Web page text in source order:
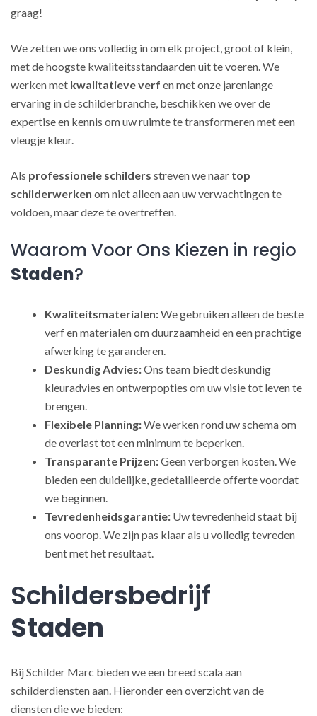
graag!
We zetten we ons volledig in om elk project, groot of klein,
met de hoogste kwaliteitsstandaarden uit te voeren. We
werken met kwalitatieve verf en met onze jarenlange
ervaring in de schilderbranche, beschikken we over de
expertise en kennis om uw ruimte te transformeren met een
vleugje kleur.
Als professionele schilders streven we naar top
schilderwerken om niet alleen aan uw verwachtingen te
voldoen, maar deze te overtreffen.
Waarom Voor Ons Kiezen in regio
Staden?
Kwaliteitsmaterialen:We gebruiken alleen de beste
verf en materialen om duurzaamheid en een prachtige
afwerking te garanderen.
Deskundig Advies:Ons team biedt deskundig
kleuradvies en ontwerpopties om uw visie tot leven te
brengen.
Flexibele Planning:We werken rond uw schema om
de overlast tot een minimum te beperken.
Transparante Prijzen:Geen verborgen kosten. We
bieden een duidelijke, gedetailleerde offerte voordat
we beginnen.
Tevredenheidsgarantie: Uw tevredenheid staat bij
ons voorop. We zijn pas klaar als u volledig tevreden
bent met het resultaat.
Schildersbedrijf
Staden
Bij Schilder Marc bieden we een breed scala aan
schilderdiensten aan. Hieronder een overzicht van de
diensten die we bieden: